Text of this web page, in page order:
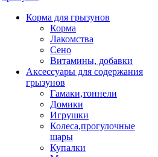
Корма для грызунов
Корма
Лакомства
Сено
Витамины, добавки
Аксессуары для содержания
грызунов
Гамаки,тоннели
Домики
Игрушки
Колеса,прогулочные
шары
Купалки